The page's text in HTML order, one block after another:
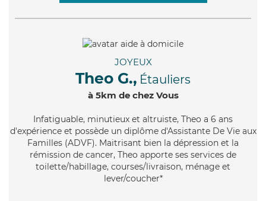
JOYEUX
Theo G., Étauliers
à 5km de chez Vous
Infatiguable, minutieux et altruiste, Theo a 6 ans
d'expérience et possède un diplôme d'Assistante De Vie aux
Familles (ADVF). Maitrisant bien la dépression et la
rémission de cancer, Theo apporte ses services de
toilette/habillage, courses/livraison, ménage et
lever/coucher*